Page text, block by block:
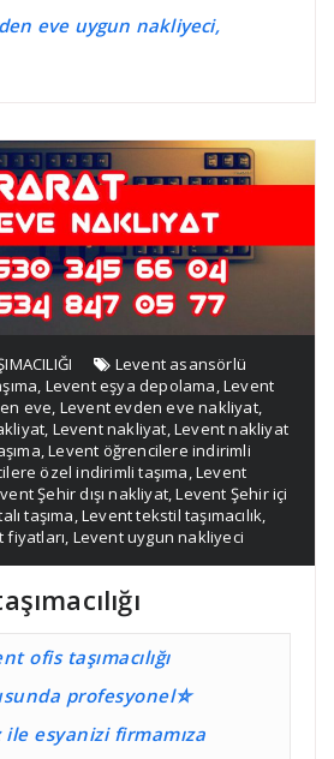
eve uygun nakliyeci,
Levent asansörlü
, Levent eşya depolama,Levent
eve, Levent evden eve nakliyat,
, Levent nakliyat,Levent nakliyat
,Levent öğrencilere indirimli
özel indirimli taşıma,Levent
Şehir dışı nakliyat,Levent Şehir içi
taşıma,Levent tekstil taşımacılık,
fiyatları, Levent uygun nakliyeci
ofis taşımacılığı
profesyonel⛤
esyanizi firmamıza